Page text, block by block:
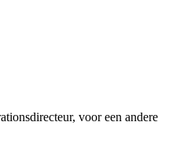
voor een andere